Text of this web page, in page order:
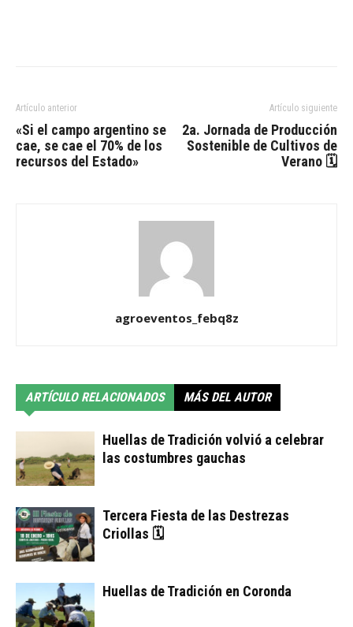
Artículo anterior
«Si el campo argentino se
cae, se cae el 70% de los
recursos del Estado»
Artículo siguiente
2a. Jornada de Producción
Sostenible de Cultivos de
Verano 🗓
agroeventos_febq8z
ARTÍCULO RELACIONADOS MÁS DEL AUTOR
Huellas de Tradición volvió a celebrar
las costumbres gauchas
Tercera Fiesta de las Destrezas
Criollas 🗓
Huellas de Tradición en Coronda